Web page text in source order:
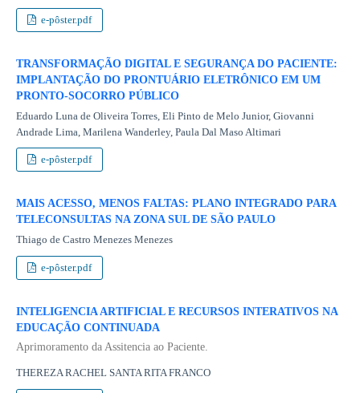
e-pôster.pdf
TRANSFORMAÇÃO DIGITAL E SEGURANÇA DO PACIENTE:
IMPLANTAÇÃO DO PRONTUÁRIO ELETRÔNICO EM UM
PRONTO-SOCORRO PÚBLICO
Eduardo Luna de Oliveira Torres, Eli Pinto de Melo Junior, Giovanni
Andrade Lima, Marilena Wanderley, Paula Dal Maso Altimari
e-pôster.pdf
MAIS ACESSO, MENOS FALTAS: PLANO INTEGRADO PARA
TELECONSULTAS NA ZONA SUL DE SÃO PAULO
Thiago de Castro Menezes Menezes
e-pôster.pdf
INTELIGENCIA ARTIFICIAL E RECURSOS INTERATIVOS NA
EDUCAÇÃO CONTINUADA
Aprimoramento da Assitencia ao Paciente.
THEREZA RACHEL SANTA RITA FRANCO